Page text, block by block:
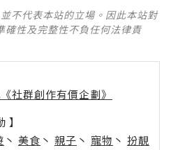
不代表本站的立場。因此本站對
確性及完整性不負任何法律責
社群創作有價企劃》
】
丶 美食 丶 親子 丶 寵物 丶 扮靚